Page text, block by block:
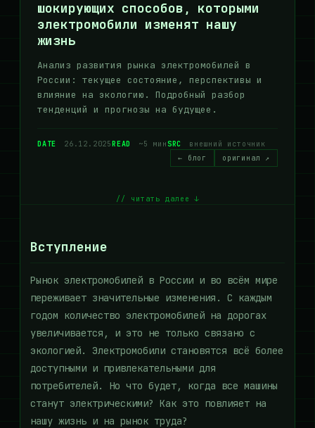
шокирующих способов, которыми
электромобили изменят нашу
жизнь
Анализ развития рынка электромобилей в
России: текущее состояние, перспективы и
влияние на экологию. Подробный разбор
тенденций и прогнозы на будущее.
DATE 26.12.2025READ ~5 минSRC
внешний источник
← блог
оригинал ↗
// читать далее ↓
Вступление
Рынок электромобилей в России и во всём мире
переживает значительные изменения. С каждым
годом количество электромобилей на дорогах
увеличивается, и это не только связано с
экологией. Электромобили становятся всё более
доступными и привлекательными для
потребителей. Но что будет, когда все машины
станут электрическими? Как это повлияет на
нашу жизнь и на рынок труда?